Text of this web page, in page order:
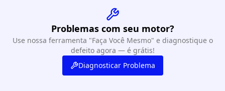
Problemas com seu motor?
Use nossa ferramenta "Faça Você Mesmo" e diagnostique o
defeito agora — é grátis!
Diagnosticar Problema